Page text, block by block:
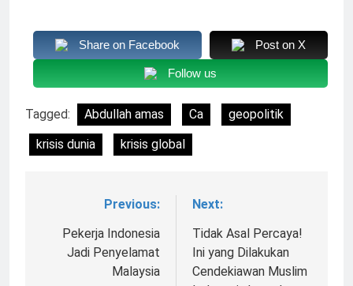
Share on Facebook Post on X
Follow us
Tagged: Abdullah amas Ca
geopolitik
krisis dunia
krisis global
Navigasi
pos
Previous:
Pekerja Indonesia
Jadi Penyelamat
Malaysia
Next:
Tidak Asal Percaya!
Ini yang Dilakukan
Cendekiawan Muslim